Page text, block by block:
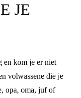
JE
en kom je er niet
volwassene die je
opa, oma, juf of